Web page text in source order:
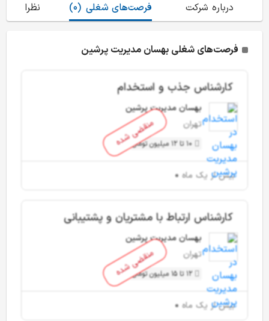
درباره شرکت (0) فرصت‌های شغلی نظرات
فرصت‌های شغلی بهسان مدیریت پرشین
منقضی شده
کارشناس جذب و استخدام
بهسان مدیریت پرشین
تهران
10 تا 12 میلیون تومان
بیش از یک ماه
منقضی شده
کارشناس ارتباط با مشتریان و پشتیبانی
بهسان مدیریت پرشین
تهران
12 تا 15 میلیون تومان
بیش از یک ماه